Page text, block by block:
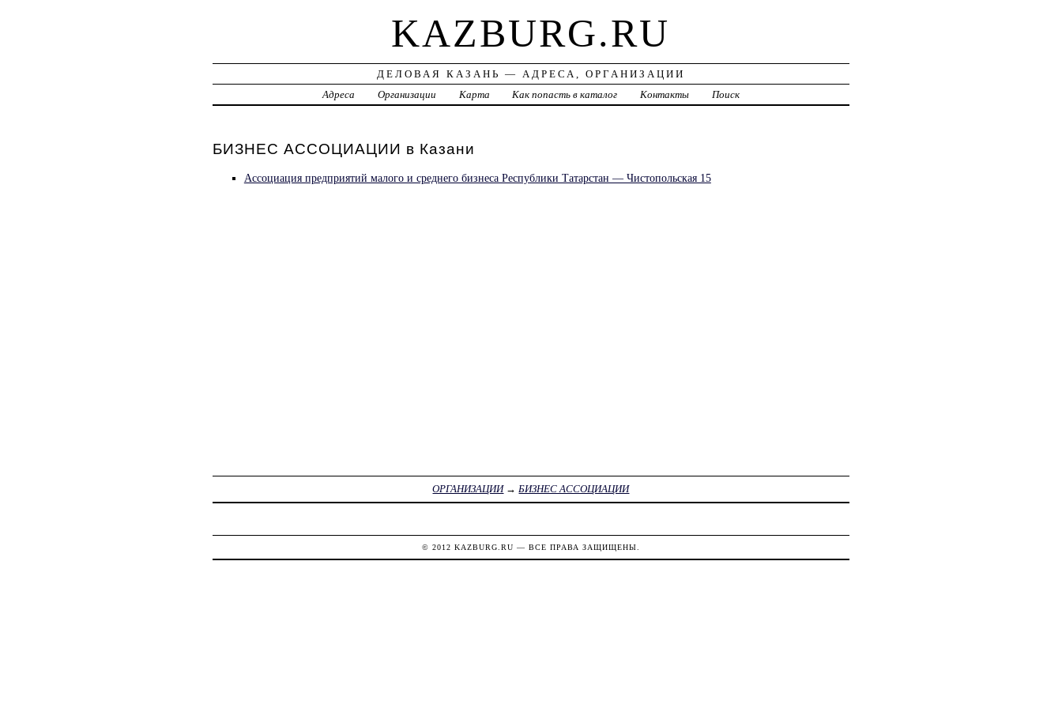
KAZBURG.RU
ДЕЛОВАЯ КАЗАНЬ — АДРЕСА, ОРГАНИЗАЦИИ
Адреса
Организации Карта Как попасть в каталог Контакты Поиск
БИЗНЕС АССОЦИАЦИИ в Казани
Ассоциация предприятий малого и среднего бизнеса Республики Татарстан — Чистопольская 15
ОРГАНИЗАЦИИ→БИЗНЕС АССОЦИАЦИИ
© 2012 KAZBURG.RU — ВСЕ ПРАВА ЗАЩИЩЕНЫ.